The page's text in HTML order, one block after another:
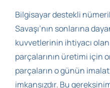
Bilgisayar destekli
Savaşı’nın sonlarına
kuvvetlerinin ihtiyacı
parçalarının üretimi için
parçaların o günün
imkansızdır. Bu